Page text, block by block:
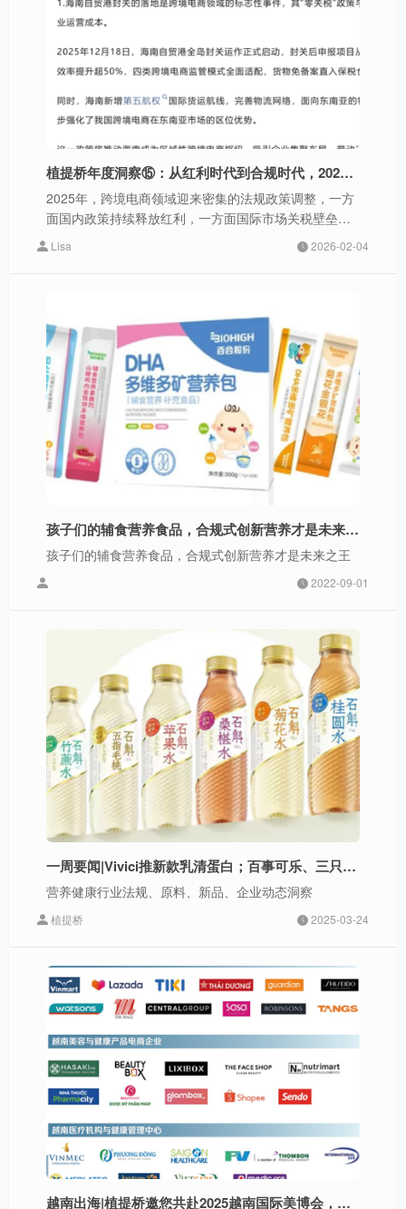
植提桥年度洞察⑮：从红利时代到合规时代，2025跨境电商的结构性转折
2025年，跨境电商领域迎来密集的法规政策调整，一方
面国内政策持续释放红利，一方面国际市场关税壁垒显
著抬升，两股力量交织正在影响行业竞争格局。
Lisa 2026-02-04
孩子们的辅食营养食品，合规式创新营养才是未来之王
孩子们的辅食营养食品，合规式创新营养才是未来之王
2022-09-01
一周要闻|Vivici推新款乳清蛋白；百事可乐、三只松鼠新动态；明治、九阳豆浆、可可满分、迎驾山泉上新；东阿阿胶财报公布
营养健康行业法规、原料、新品、企业动态洞察
植提桥 2025-03-24
越南出海|植提桥邀您共赴2025越南国际美博会，抢占东南亚出海先机